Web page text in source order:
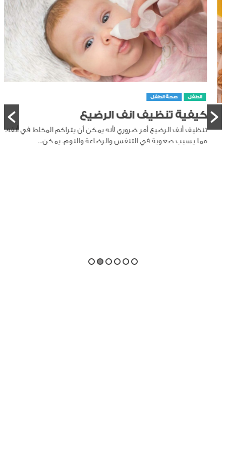
الطفل صحة الطفل
كيفية تنظيف انف الرضيع
تنظيف أنف الرضيع أمر ضروري لأنه يمكن أن يتراكم المخاط في أنفه،
مما يسبب صعوبة في التنفس والرضاعة والنوم. يمكن...